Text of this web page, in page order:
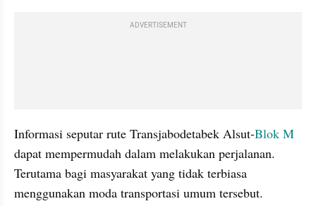
ADVERTISEMENT
Informasi seputar rute Transjabodetabek Alsut-Blok M
dapat mempermudah dalam melakukan perjalanan.
Terutama bagi masyarakat yang tidak terbiasa
menggunakan moda transportasi umum tersebut.